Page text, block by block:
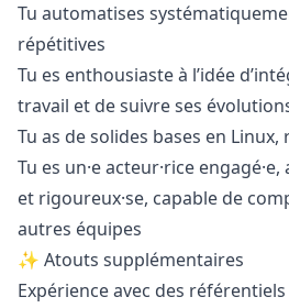
Tu automatises
répétitives
Tu es enthousiaste à l’idée
travail et de suivre ses
Tu as de solides bases en
Tu es un·e acteur·rice
et rigoureux·se, capable de
autres équipes
✨ Atouts supplémentaires
Expérience avec des